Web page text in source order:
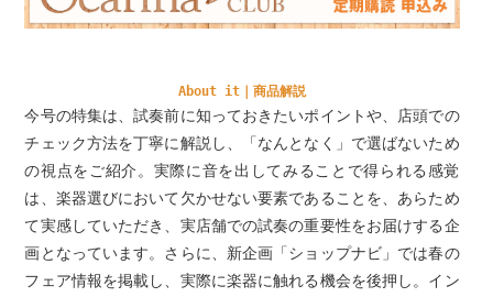
About it｜商品解説
今号の特集は、試奏前に知っておきたいポイントや、店頭での
チェック方法を丁寧に解説し、「なんとなく」で選ばないため
の視点をご紹介。実際に音を出してみることで得られる感覚
は、楽器選びにおいて欠かせない要素であることを、あらため
て実感していただき、実店舗での試奏の重要性をお届けする企
画となっています。さらに、新企画「ショップナビ」では春の
フェア情報を掲載し、実際に楽器に触れる機会を後押し。イン